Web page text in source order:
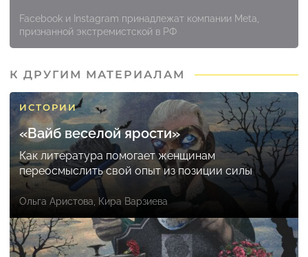
Facebook и Instagram принадлежат компании Meta,
признанной экстремистской в РФ
К ДРУГИМ МАТЕРИАЛАМ
ИСТОРИИ
«Вайб веселой ярости»
Как литература помогает женщинам
переосмыслить свой опыт из позиции силы
Ольга Аристова, Кира Варзиева